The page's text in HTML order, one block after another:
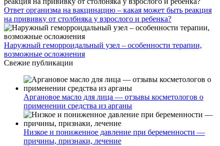
Ответ организма на вакцинацию – какая может быть реакция
на прививку от столбняка у взрослого и ребенка?
Наружный геморроидальный узел – особенности терапии,
возможные осложнения
Свежие публикации
Аргановое масло для лица — отзывы косметологов о
применении средства из арганы
Низкое и пониженное давление при беременности —
причины, признаки, лечение